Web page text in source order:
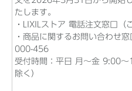
たします。
・LIXILストア 電話注文窓口
・商品に関するお問い合わせ
000-456
受付時間：平日 月～金 9:00
除く）